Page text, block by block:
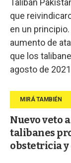
Taliban
que
en un
aumento de
que los
agosto de
Nuevo veto
talibanes
obstetricia